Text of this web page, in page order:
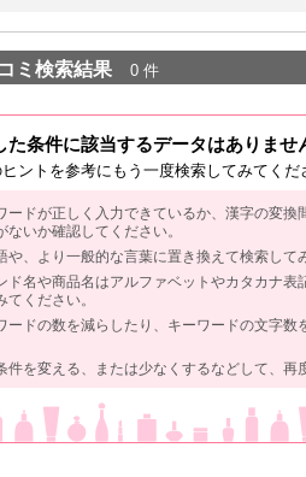
ミ検索結果 0 件
た条件に該当するデータはありませ
ントを参考にもう一度検索してみてくだ
ドが正しく入力できているか、漢字の変換
ないか確認してください。
、より一般的な言葉に置き換えて検索して
ド名や商品名はアルファベットやカタカナ表
てください。
ードの数を減らしたり、キーワードの文字数
を変える、または少なくするなどして、再